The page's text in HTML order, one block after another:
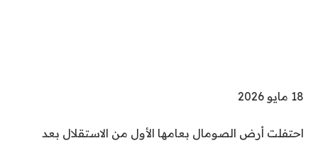
نُ
ر
18 مايو 2026
احتفلت أرض الصومال بعامها الأول من الاستقلال بعد